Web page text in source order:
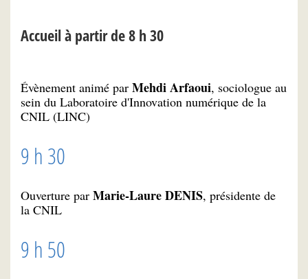
Accueil à partir de 8 h 30
Évènement animé par Mehdi Arfaoui, sociologue au
sein du Laboratoire d'Innovation numérique de la
CNIL (LINC)
9 h 30
Ouverture par Marie-Laure DENIS, présidente de
la CNIL
9 h 50